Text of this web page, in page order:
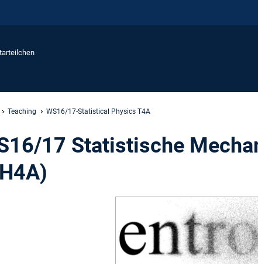
Teaching WS16/17-Statistical Physics T4A
17 Statistische